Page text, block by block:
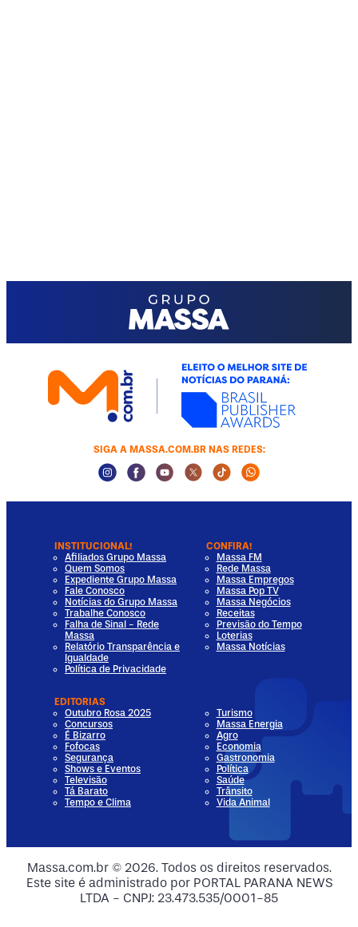
Media
Media
Media
SIGA A MASSA.COM.BR NAS REDES:
Instagram Social Media
Facebook Social Media
Youtube Social Media
Twitter Social Media
Tiktok Social Media
Whatsapp
INSTITUCIONAL!
Afiliados Grupo Massa
Quem Somos
Expediente Grupo Massa
Fale Conosco
Notícias do Grupo Massa
Trabalhe Conosco
Falha de Sinal - Rede
Massa
Relatório Transparência e
Igualdade
Política de Privacidade
CONFIRA!
Massa FM
Rede Massa
Massa Empregos
Massa Pop TV
Massa Negócios
Receitas
Previsão do Tempo
Loterias
Massa Notícias
EDITORIAS
Outubro Rosa 2025
Concursos
É Bizarro
Fofocas
Segurança
Shows e Eventos
Televisão
Tá Barato
Tempo e Clima
Turismo
Massa Energia
Agro
Economia
Gastronomia
Política
Saúde
Trânsito
Vida Animal
Massa.com.br © 2026. Todos os direitos reservados.
Este site é administrado por PORTAL PARANA NEWS
LTDA - CNPJ: 23.473.535/0001-85